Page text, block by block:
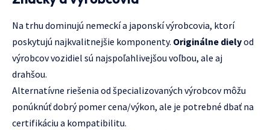
Na trhu dominujú nemeckí a japonskí výrobcovia, ktorí
poskytujú najkvalitnejšie komponenty. Originálne dielyod
výrobcov vozidiel sú najspoľahlivejšou voľbou, ale aj
drahšou.
Alternatívne riešenia od špecializovaných výrobcov môžu
ponúknúť dobrý pomer cena/výkon, ale je potrebné dbať na
certifikáciu a kompatibilitu.